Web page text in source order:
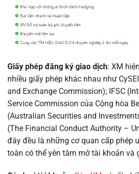
Giấy phép đăng ký giao dịch: XM
nhiều giấy phép khác nhau như
and Exchange Commission); IFSC
Service Commission của Cộng hòa
(Australian Securities and
(The Financial Conduct Authority –
đây đều là những cơ quan cấp phép
toàn có thể yên tâm mở tài khoản và